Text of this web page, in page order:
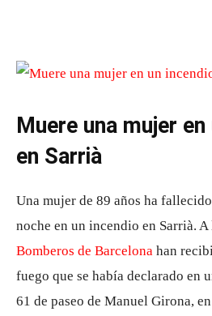
Muere una mujer
en Sarrià
Una mujer de 89 años ha
noche en un incendio en Sarrià. A
Bomberos de Barcelona han
fuego que se había declarado en
61 de paseo de Manuel Girona,